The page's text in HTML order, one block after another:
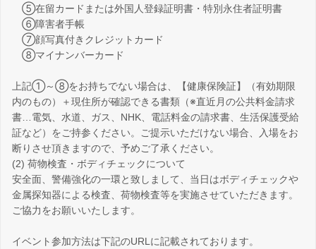
⑤在留カードまたは外国人登録証明書・特別永住者証明書
⑥障害者手帳
⑦顔写真付きクレジットカード
⑧マイナンバーカード
上記①～⑧をお持ちでない場合は、【健康保険証】（有効期限
内のもの）＋現住所が確認できる書類（※直近月の公共料金請求
書…電気、水道、ガス、NHK、電話料金の請求書、生活保護受給
証など）をご持参ください。ご提示いただけない場合、入場をお
断りさせ頂きますので、予めご了承ください。
(2) 荷物検査・ボディチェックについて
安全面、警備強化の一環と致しまして、当日はボディチェックや
金属探知器による検査、荷物検査等を実施させていただきます。
ご協力をお願いいたします。
イベント参加方法は下記のURLに記載されております。